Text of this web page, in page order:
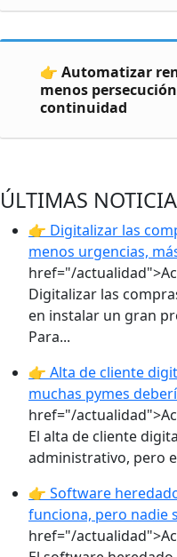
👉 Automatizar
menos
continuidad
ÚLTIMAS
👉 Digitalizar las
menos urgencias,
href="/
Digitalizar las
en instalar un gran
Para...
👉 Alta de cliente
muchas pymes
href="/
El alta de cliente
administrativo, pero
👉 Software
funciona, pero nadie
href="/